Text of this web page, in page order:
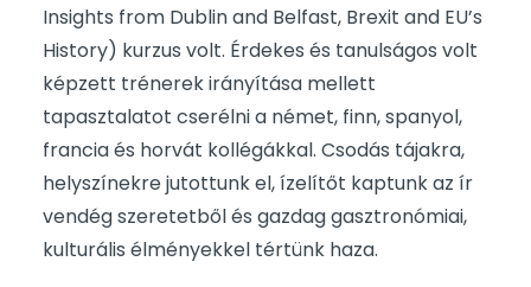
Insights from Dublin and Belfast, Brexit and EU’s
History) kurzus volt. Érdekes és tanulságos volt
képzett trénerek irányítása mellett
tapasztalatot cserélni a német, finn, spanyol,
francia és horvát kollégákkal. Csodás tájakra,
helyszínekre jutottunk el, ízelítőt kaptunk az ír
vendég szeretetből és gazdag gasztronómiai,
kulturális élményekkel tértünk haza.